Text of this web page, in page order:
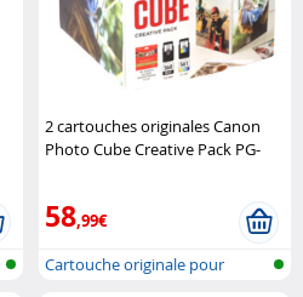
2 cartouches originales Canon
Photo Cube Creative Pack PG-
58,99€
Cartouche originale pour